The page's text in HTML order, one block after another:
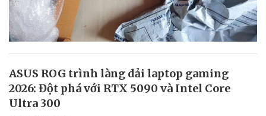
ASUS ROG trình làng dải laptop gaming
2026: Đột phá với RTX 5090 và Intel Core
Ultra 300